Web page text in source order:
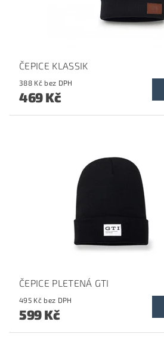
ČEPICE KLASSIK
388 Kč bez DPH
469 Kč
ČEPICE PLETENÁ GTI
495 Kč bez DPH
599 Kč